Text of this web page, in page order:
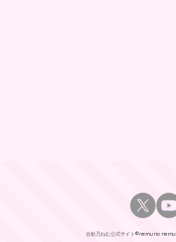
合歓乃ねむ公式サイト​©nemuno nemu